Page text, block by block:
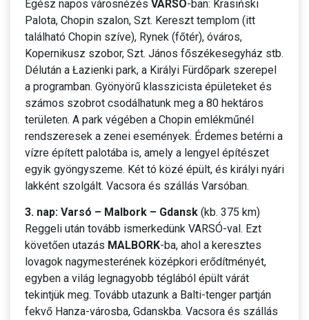
Egész napos városnézés VARSÓ-ban: Krasiński
Palota, Chopin szalon, Szt. Kereszt templom (itt
található Chopin szíve), Rynek (főtér), óváros,
Kopernikusz szobor, Szt. János főszékesegyház stb.
Délután a Łazienki park, a Királyi Fürdőpark szerepel
a programban. Gyönyörű klasszicista épületeket és
számos szobrot csodálhatunk meg a 80 hektáros
területen. A park végében a Chopin emlékműnél
rendszeresek a zenei események. Érdemes betérni a
vízre épített palotába is, amely a lengyel építészet
egyik gyöngyszeme. Két tó közé épült, és királyi nyári
lakként szolgált. Vacsora és szállás Varsóban.
3. nap: Varsó – Malbork – Gdansk (kb. 375 km)
Reggeli után tovább ismerkedünk VARSÓ-val. Ezt
követően utazás MALBORK-ba, ahol a keresztes
lovagok nagymesterének középkori erődítményét,
egyben a világ legnagyobb téglából épült várát
tekintjük meg. Tovább utazunk a Balti-tenger partján
fekvő Hanza-városba, Gdanskba. Vacsora és szállás